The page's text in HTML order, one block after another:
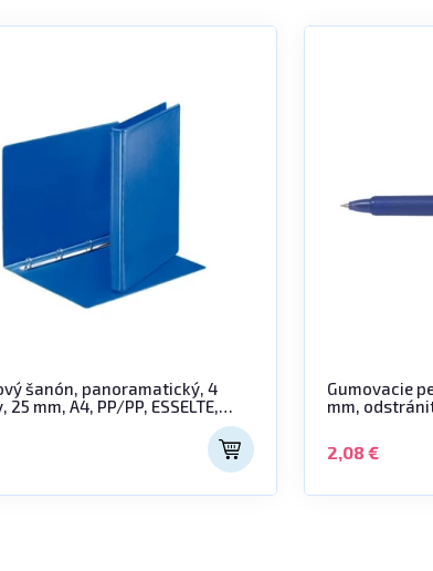
šanón, panoramatický, 4
25 mm, A4, PP/PP, ESSELTE,
Gumovacie
mm,
2,08 €